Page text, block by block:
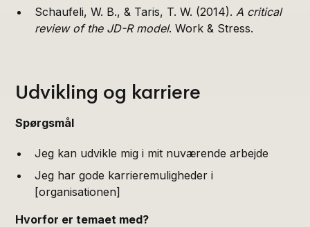
Schaufeli, W. B., & Taris, T. W. (2014). A critical
review of the JD-R model. Work & Stress.
Udvikling og karriere
Spørgsmål
Jeg kan udvikle mig i mit nuværende arbejde
Jeg har gode karrieremuligheder i
[organisationen]
Hvorfor er temaet med?